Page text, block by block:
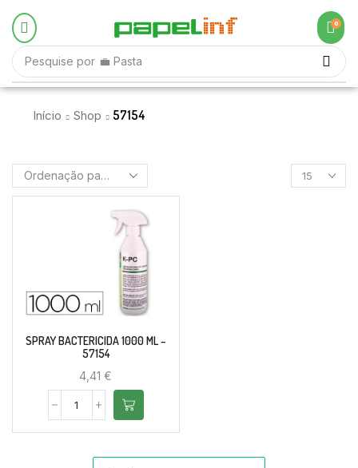
Pesquise por
0
Início Shop 57154
SPRAY BACTERICIDA 1000 ML –
57154
4,41€